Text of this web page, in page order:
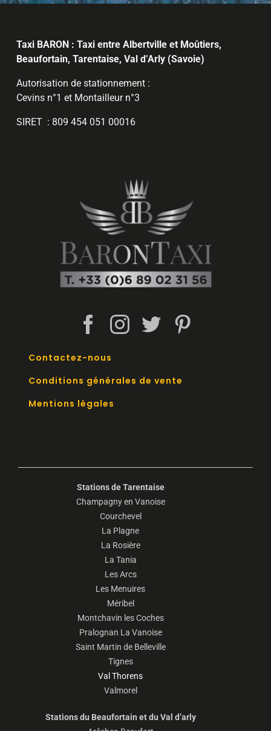
Taxi BARON : Taxi entre Albertville et Moûtiers,
Beaufortain, Tarentaise, Val d’Arly (Savoie)
Autorisation de stationnement :
Cevins n°1 et Montailleur n°3
SIRET : 809 454 051 00016
Contactez-nous
Conditions générales de vente
Mentions légales
Stations de Tarentaise
Champagny en Vanoise
Courchevel
La Plagne
La Rosière
La Tania
Les Arcs
Les Menuires
Méribel
Montchavin les Coches
Pralognan La Vanoise
Saint Martin de Belleville
Tignes
Val Thorens
Valmorel
Stations du Beaufortain et du Val d’arly